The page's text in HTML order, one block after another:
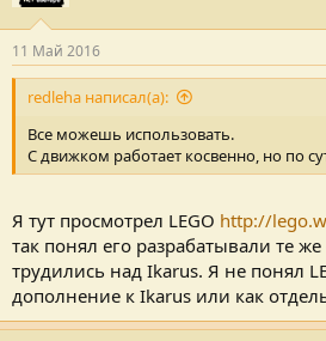
11 Май 2016
redleha написал(а):
Все можешь использовать.
С движком работает косвенно, но по
Я тут просмотрел LEGO http://
так понял его разрабатывали те
трудились над Ikarus. Я не понял
дополнение к Ikarus или как